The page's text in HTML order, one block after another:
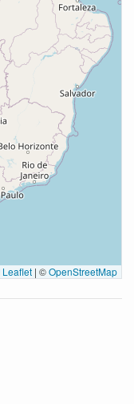
Leaflet | ©OpenStreetMap